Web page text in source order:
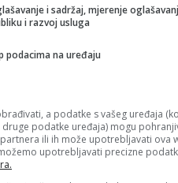
napad
Ameriku u
i sadržaj, mjerenje
i razvoj usluga
podacima na uređaju
a podatke s vašeg uređaja
podatke uređaja) mogu
ili ih može upotrebljavati ova
upotrebljavati precizne